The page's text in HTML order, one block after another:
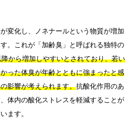
変化し、ノネナールという物質が増加
。これが「加齢臭」と呼ばれる独特の
から増加しやすいとされており、若い
った体臭が年齢とともに強まったと感
影響が考えられます。抗酸化作用のあ
体内の酸化ストレスを軽減することが
ます。